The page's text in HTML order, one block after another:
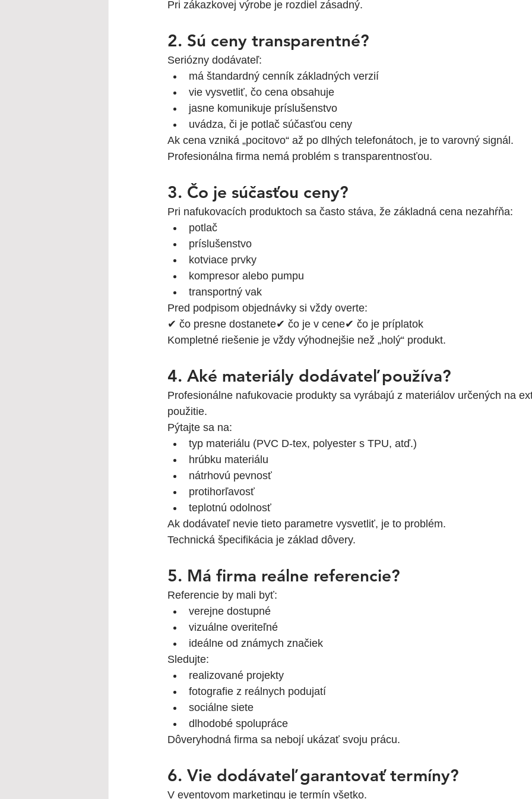
Pri zákazkovej výrobe je rozdiel zásadný.
2. Sú ceny transparentné?
Seriózny dodávateľ:
má štandardný cenník základných verzií
vie vysvetliť, čo cena obsahuje
jasne komunikuje príslušenstvo
uvádza, či je potlač súčasťou ceny
Ak cena vzniká „pocitovo“ až po dlhých telefonátoch, je to varovný signál.
Profesionálna firma nemá problém s transparentnosťou.
3. Čo je súčasťou ceny?
Pri nafukovacích produktoch sa často stáva, že základná cena nezahŕňa:
potlač
príslušenstvo
kotviace prvky
kompresor alebo pumpu
transportný vak
Pred podpisom objednávky si vždy overte:
✔ čo presne dostanete✔ čo je v cene✔ čo je príplatok
Kompletné riešenie je vždy výhodnejšie než „holý“ produkt.
4. Aké materiály dodávateľ používa?
Profesionálne nafukovacie produkty sa vyrábajú z materiálov určených na
použitie.
Pýtajte sa na:
typ materiálu (PVC D-tex, polyester s TPU, atď.)
hrúbku materiálu
nátrhovú pevnosť
protihorľavosť
teplotnú odolnosť
Ak dodávateľ nevie tieto parametre vysvetliť, je to problém.
Technická špecifikácia je základ dôvery.
5. Má firma reálne referencie?
Referencie by mali byť:
verejne dostupné
vizuálne overiteľné
ideálne od známych značiek
Sledujte:
realizované projekty
fotografie z reálnych podujatí
sociálne siete
dlhodobé spolupráce
Dôveryhodná firma sa nebojí ukázať svoju prácu.
6. Vie dodávateľ garantovať termíny?
V eventovom marketingu je termín všetko.